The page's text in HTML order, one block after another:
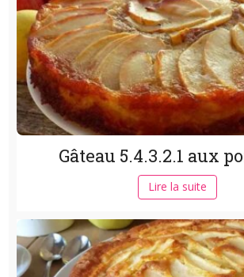
Gâteau 5.4.3.2.1 aux
Lire la suite